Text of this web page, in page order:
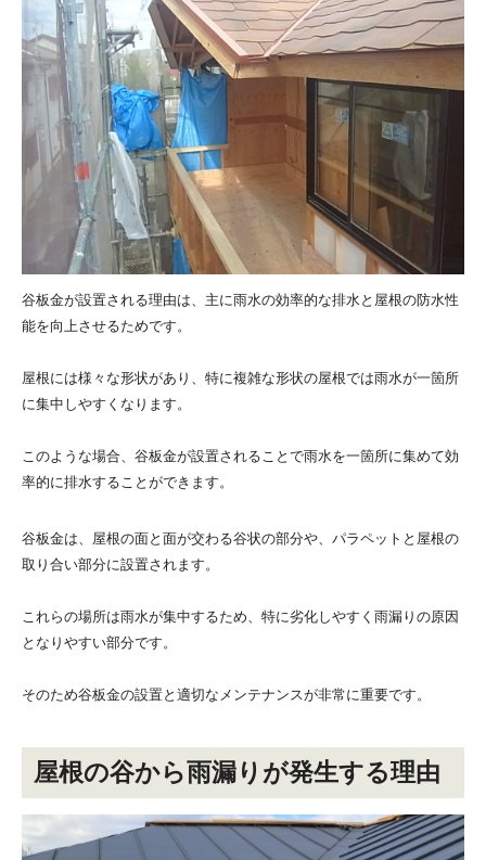
谷板金が設置される理由は、主に雨水の効率的な排水と屋根の防水性
能を向上させるためです。
屋根には様々な形状があり、特に複雑な形状の屋根では雨水が一箇所
に集中しやすくなります。
このような場合、谷板金が設置されることで雨水を一箇所に集めて効
率的に排水することができます。
谷板金は、屋根の面と面が交わる谷状の部分や、パラペットと屋根の
取り合い部分に設置されます。
これらの場所は雨水が集中するため、特に劣化しやすく雨漏りの原因
となりやすい部分です。
そのため谷板金の設置と適切なメンテナンスが非常に重要です。
屋根の谷から雨漏りが発生する理由